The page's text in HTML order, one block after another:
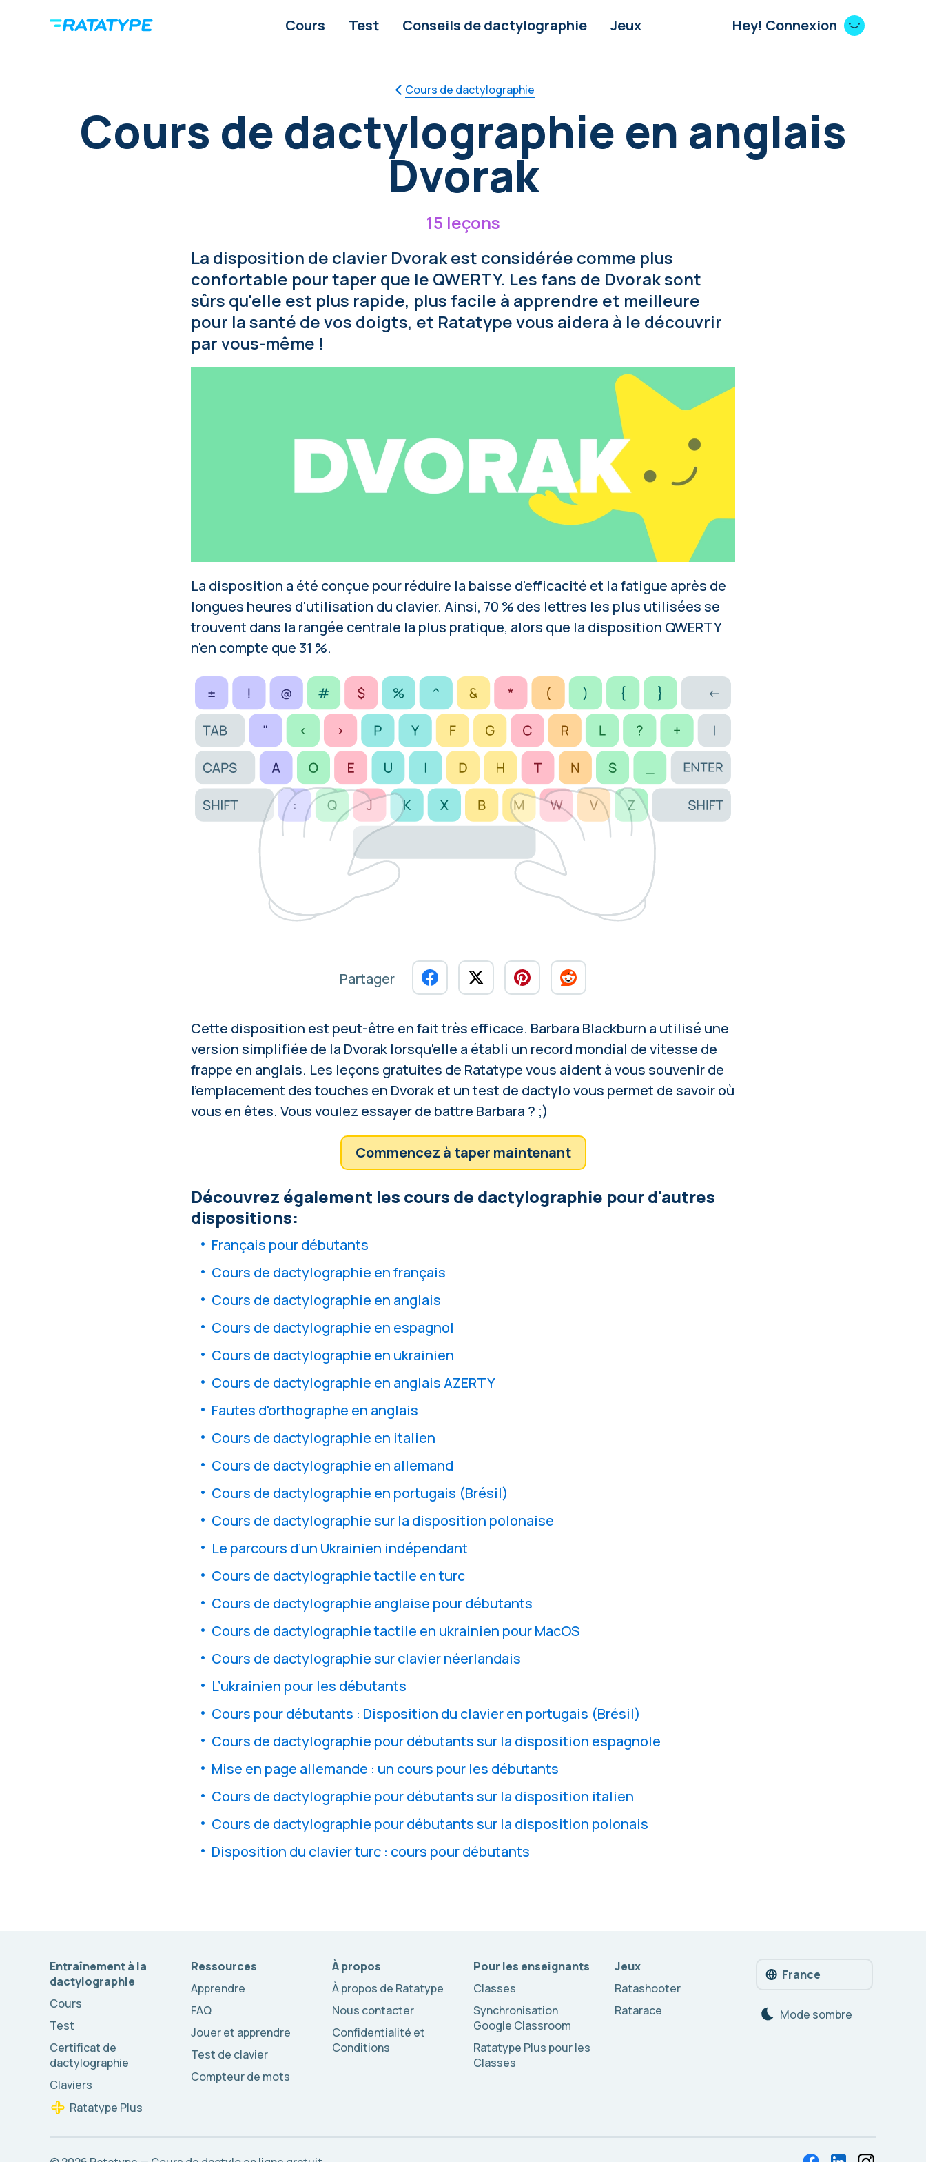
Cours Test Conseils de dactylographie Jeux Hey! Connexion
Cours de dactylographie
Cours de dactylographie en anglais
Dvorak
15 leçons
La disposition de clavier Dvorak est considérée comme plus
confortable pour taper que le QWERTY. Les fans de Dvorak sont
sûrs qu'elle est plus rapide, plus facile à apprendre et meilleure
pour la santé de vos doigts, et Ratatype vous aidera à le découvrir
par vous-même !
La disposition a été conçue pour réduire la baisse d'efficacité et la fatigue après de
longues heures d'utilisation du clavier. Ainsi, 70 % des lettres les plus utilisées se
trouvent dans la rangée centrale la plus pratique, alors que la disposition QWERTY
n'en compte que 31 %.
Partager
Cette disposition est peut-être en fait très efficace. Barbara Blackburn a utilisé une
version simplifiée de la Dvorak lorsqu'elle a établi un record mondial de vitesse de
frappe en anglais. Les leçons gratuites de Ratatypevous aident à vous souvenir de
l'emplacement des touches en Dvorak et un test de dactylo vous permet de savoir où
vous en êtes. Vous voulez essayer de battre Barbara ? ;)
Commencez à taper maintenant
Découvrez également les cours de dactylographie pour d'autres
dispositions:
Français pour débutants
Cours de dactylographie en français
Cours de dactylographie en anglais
Cours de dactylographie en espagnol
Cours de dactylographie en ukrainien
Cours de dactylographie en anglais AZERTY
Fautes d'orthographe en anglais
Cours de dactylographie en italien
Cours de dactylographie en allemand
Cours de dactylographie en portugais (Brésil)
Cours de dactylographie sur la disposition polonaise
Le parcours d’un Ukrainien indépendant
Cours de dactylographie tactile en turc
Cours de dactylographie anglaise pour débutants
Cours de dactylographie tactile en ukrainien pour MacOS
Cours de dactylographie sur clavier néerlandais
L’ukrainien pour les débutants
Cours pour débutants : Disposition du clavier en portugais (Brésil)
Cours de dactylographie pour débutants sur la disposition espagnole
Mise en page allemande : un cours pour les débutants
Cours de dactylographie pour débutants sur la disposition italien
Cours de dactylographie pour débutants sur la disposition polonais
Disposition du clavier turc : cours pour débutants
Entraînement à la
dactylographie
Cours
Test
Certificat de
dactylographie
Claviers
Ratatype Plus
Ressources
Apprendre
FAQ
Jouer et apprendre
Test de clavier
Compteur de mots
À propos
À propos de Ratatype
Nous contacter
Confidentialité et
Conditions
Pour les enseignants
Classes
Synchronisation
Google Classroom
Ratatype Plus pour les
Classes
Jeux
Ratashooter
Ratarace
France
Mode sombre